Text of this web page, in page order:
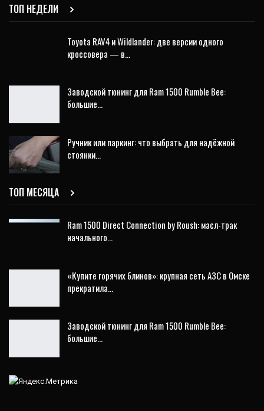
ТОП НЕДЕЛИ
Toyota RAV4 и Wildlander: две версии одного
кроссовера — в…
Заводской тюнинг для Ram 1500 Rumble Bee:
большие…
Ручник или паркинг: что выбрать для надёжной
стоянки…
ТОП МЕСЯЦА
Ram 1500 Direct Connection by Roush: масл-трак
начального…
«Купите горячих блинов»: крупная сеть АЗС в Омске
прекратила…
Заводской тюнинг для Ram 1500 Rumble Bee:
большие…